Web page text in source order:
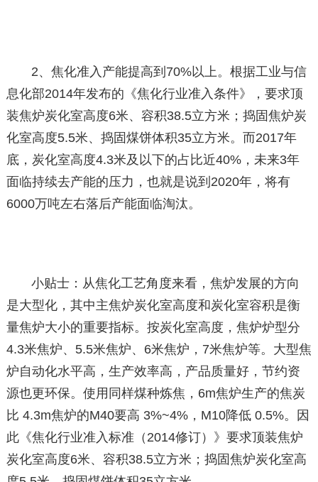
2、焦化准入产能提高到70%以上。根据工业与信
息化部2014年发布的《焦化行业准入条件》，要求顶
装焦炉炭化室高度6米、容积38.5立方米；捣固焦炉炭
化室高度5.5米、捣固煤饼体积35立方米。而2017年
底，炭化室高度4.3米及以下的占比近40%，未来3年
面临持续去产能的压力，也就是说到2020年，将有
6000万吨左右落后产能面临淘汰。
小贴士：从焦化工艺角度来看，焦炉发展的方向
是大型化，其中主焦炉炭化室高度和炭化室容积是衡
量焦炉大小的重要指标。按炭化室高度，焦炉炉型分
4.3米焦炉、5.5米焦炉、6米焦炉，7米焦炉等。大型焦
炉自动化水平高，生产效率高，产品质量好，节约资
源也更环保。使用同样煤种炼焦，6m焦炉生产的焦炭
比 4.3m焦炉的M40要高 3%~4%，M10降低 0.5%。因
此《焦化行业准入标准（2014修订）》要求顶装焦炉
炭化室高度6米、容积38.5立方米；捣固焦炉炭化室高